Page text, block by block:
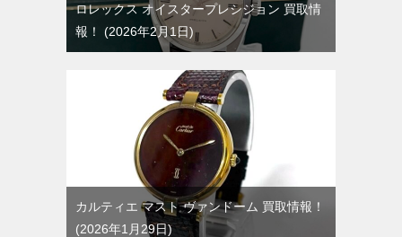
ロレックス オイスタープレシジョン 買取情
報！
2026年2月1日
カルティエ マスト ヴァンドーム 買取情報！
2026年1月29日